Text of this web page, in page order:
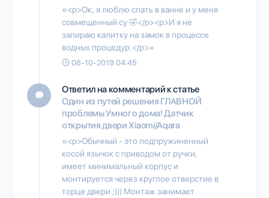
«<p>Ок, я люблю спать в ванне и у меня
совмещенный су 🤣</p><p>И я не
запираю калитку на замок в процессе
водных процедур.</p>»
08-10-2019 04:45
Ответил на комментарий к статье
Один из путей решения ГЛАВНОЙ
проблемы Умного дома! Датчик
открытия двери Xiaomi/Aqara
«<p>Обычный - это подпружиненный
косой язычок с приводом от ручки,
имеет минимальный корпус и
монтируется через круглое отверстие в
торце двери ;))) Монтаж занимает